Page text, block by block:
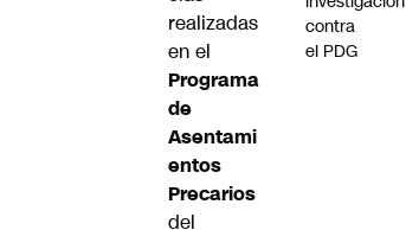
realizadas
en el
Programa
de
Asentami
entos
Precarios
del
contra
el PDG